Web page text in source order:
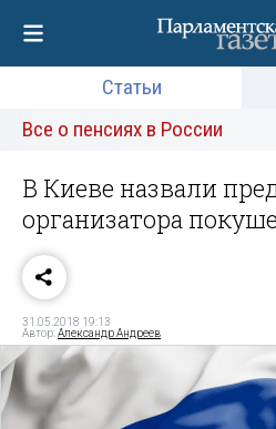
Статьи
Все о пенсиях в России
В Киеве назвали
организатора
31.05.2018 19:13
Автор:Александр Андреев